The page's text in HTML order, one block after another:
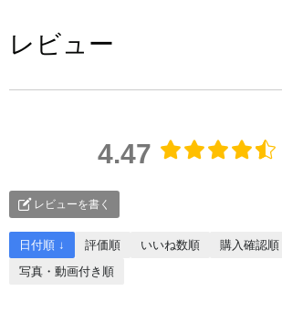
レビュー
4.47
レビューを書く
日付順 ↓ 評価順 いいね数順 購入確認順
写真・動画付き順